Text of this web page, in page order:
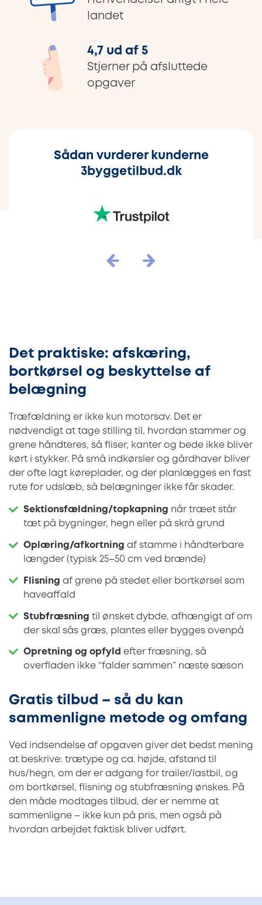
landet
4,7 ud af 5
Stjerner på afsluttede
opgaver
Sådan vurderer kunderne
3byggetilbud.dk
Det praktiske: afskæring,
bortkørsel og beskyttelse af
belægning
Træfældning er ikke kun motorsav. Det er
nødvendigt at tage stilling til, hvordan stammer og
grene håndteres, så fliser, kanter og bede ikke bliver
kørt i stykker. På små indkørsler og gårdhaver bliver
der ofte lagt køreplader, og der planlægges en fast
rute for udslæb, så belægninger ikke får skader.
Sektionsfældning/topkapning når træet står
tæt på bygninger, hegn eller på skrå grund
Oplæring/afkortning af stamme i håndterbare
længder (typisk 25–50 cm ved brænde)
Flisning af grene på stedet eller bortkørsel som
haveaffald
Stubfræsning til ønsket dybde, afhængigt af om
der skal sås græs, plantes eller bygges ovenpå
Opretning og opfyld efter fræsning, så
overfladen ikke “falder sammen” næste sæson
Gratis tilbud – så du kan
sammenligne metode og omfang
Ved indsendelse af opgaven giver det bedst mening
at beskrive: trætype og ca. højde, afstand til
hus/hegn, om der er adgang for trailer/lastbil, og
om bortkørsel, flisning og stubfræsning ønskes. På
den måde modtages tilbud, der er nemme at
sammenligne – ikke kun på pris, men også på
hvordan arbejdet faktisk bliver udført.